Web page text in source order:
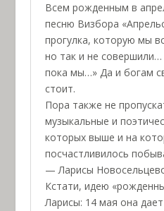
Всем рожденным в
песню Визбора
прогулка, которую мы
но так и не
пока мы…» Да и богам
стоит.
Пора также не
музыкальные и
которых выше и на
посчастливилось
— Ларисы
Кстати, идею
Ларисы: 14 мая она